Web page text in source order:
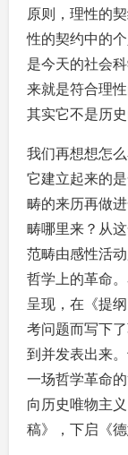
原则，理性的
性的契约中的
是今天的社会
来就是符合理
其实它不是历
我们再想想怎
它建立起来的
畴的来历再做
畴哪里来？从
范畴由感性活
哲学上的革命
呈现，在《提
考问题而写下
到并发表出来
一场哲学革命
向历史唯物主
稿》，下启《